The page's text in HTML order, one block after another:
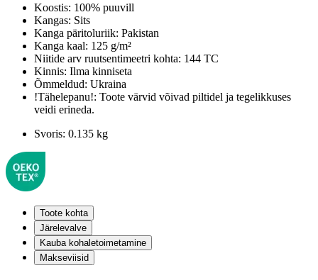
Koostis: 100% puuvill
Kangas: Sits
Kanga päritoluriik: Pakistan
Kanga kaal: 125 g/m²
Niitide arv ruutsentimeetri kohta: 144 TC
Kinnis: Ilma kinniseta
Õmmeldud: Ukraina
!Tähelepanu!: Toote värvid võivad piltidel ja tegelikkuses
veidi erineda.
Svoris: 0.135 kg
Toote kohta
Järelevalve
Kauba kohaletoimetamine
Makseviisid